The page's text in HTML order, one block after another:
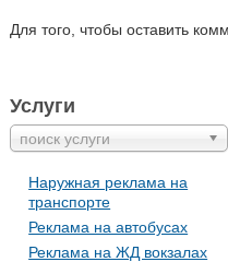
Для того, чтобы оставить
Услуги
поиск услуги
Наружная реклама на
транспорте
Реклама на автобусах
Реклама на ЖД вокзалах